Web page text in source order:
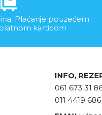
Plaćanje pouzećem
karticom
INFO,
061 673 31
011 4419 686